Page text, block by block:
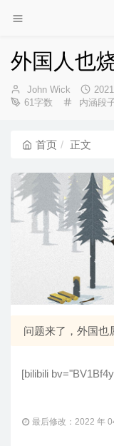
外国人也
博
主：
John Wick
发
布
61字数
分
内涵段
首页 正文
问题来了，外国也
[bilibili
最后修改：2022 年